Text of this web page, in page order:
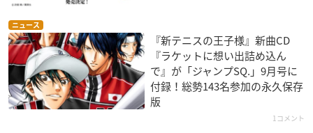
ニュース
『新テニスの王子様』新曲CD
『ラケットに想い出詰め込ん
で』が「ジャンプSQ.」9月号に
付録！総勢143名参加の永久保存
版
1コメント